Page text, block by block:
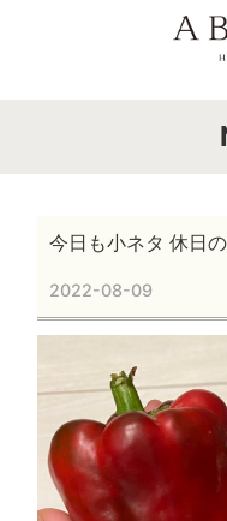
今日も小ネタ 休日
2022-08-09